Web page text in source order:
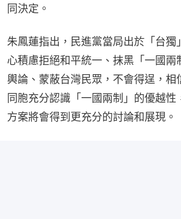
同決定。
朱鳳蓮指出，民進黨當局出於「台獨
心積慮拒絕和平統一、抹黑「一國兩
輿論、蒙蔽台灣民眾，不會得逞，相
同胞充分認識「一國兩制」的優越性
方案將會得到更充分的討論和展現。